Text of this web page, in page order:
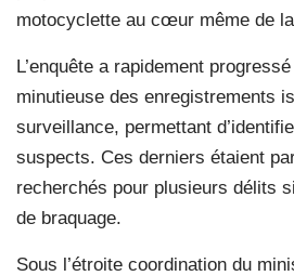
motocyclette au cœur même de
L’enquête a rapidement
minutieuse des enregistrements
surveillance, permettant
suspects. Ces derniers étaient
recherchés pour plusieurs délits
de braquage.
Sous l’étroite coordination du